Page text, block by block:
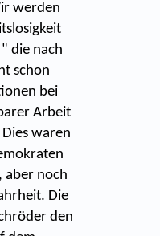
werden
die nach
schon
bei
Arbeit
waren
aber noch
Die
den